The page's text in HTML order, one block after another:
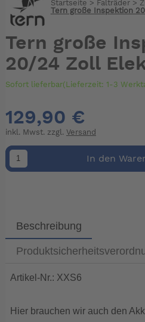
Startseite > Falträder>
Tern große Inspektion
Tern große
20/24 Zoll
Sofort lieferbar(Lieferzeit: 1-3
129,90 €
inkl. Mwst. zzgl. Versand
In den
Beschreibung
Artikel-Nr.: XXS6
Hier brauchen wir auch den